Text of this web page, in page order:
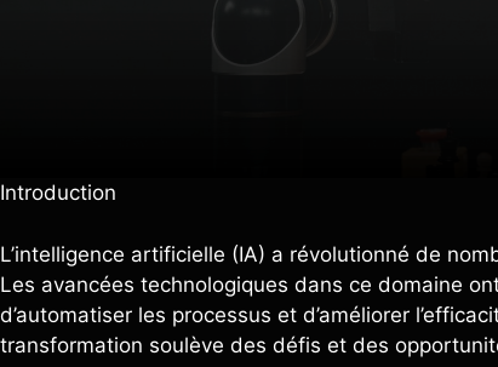
Introduction
L’intelligence artificielle (IA) a révolutionné de
Les avancées technologiques dans ce domaine
d’automatiser les processus et d’améliorer
transformation soulève des défis et des